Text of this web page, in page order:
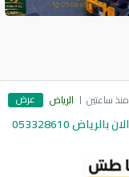
منذ ساعتين الرياض عرض
لوري نقل عفش عفش بالرياض اتصل الان بالرياض 053328610